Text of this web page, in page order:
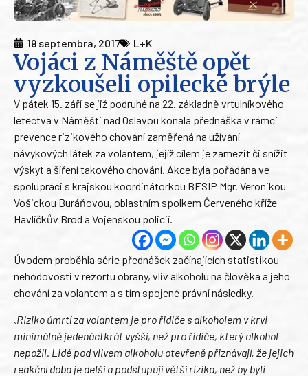
19 septembra, 2017 L+K
Vojáci z Náměště opět
vyzkoušeli opilecké brýle
V pátek 15. září se již podruhé na 22. základně vrtulníkového
letectva v Náměšti nad Oslavou konala přednáška v rámci
prevence rizikového chování zaměřená na užívání
návykových látek za volantem, jejíž cílem je zamezit či snížit
výskyt a šíření takového chování. Akce byla pořádána ve
spolupráci s krajskou koordinátorkou BESIP Mgr. Veronikou
Vošickou Buráňovou, oblastním spolkem Červeného kříže
Havlíčkův Brod a Vojenskou policií.
Úvodem proběhla série přednášek začínajících statistikou
nehodovosti v rezortu obrany, vliv alkoholu na člověka a jeho
chování za volantem a s tím spojené právní následky.
„Riziko úmrtí za volantem je pro řidiče s alkoholem v krvi
minimálně jedenáctkrát vyšší, než pro řidiče, který alkohol
nepožil. Lidé pod vlivem alkoholu otevřeně přiznávají, že jejich
reakční doba je delší a podstupují větší rizika, než by byli